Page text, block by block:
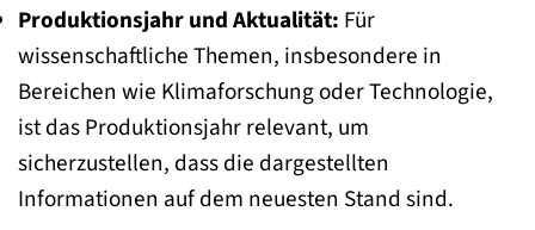
Produktionsjahr und Aktualität: Für
wissenschaftliche Themen, insbesondere in
Bereichen wie Klimaforschung oder Technologie,
ist das Produktionsjahr relevant, um
sicherzustellen, dass die dargestellten
Informationen auf dem neuesten Stand sind.